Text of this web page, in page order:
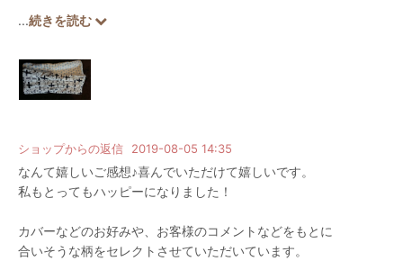
わいいっ！！！！この柄すごくすき。すっかり魔法にかかりまし
た(^^)これは買いたさなければ！！！！
これも４ヶ月娘のおむつの他に、一歳半息子のぱんつに挟んでト
イトレ用に使用しています。これならパンツでのおでかけも怖く
...続きを読む
ショップからの返信 2019-08-05 14:35
なんて嬉しいご感想♪喜んでいただけて嬉しいです。
私もとってもハッピーになりました！
カバーなどのお好みや、お客様のコメントなどをもとに
合いそうな柄をセレクトさせていただいています。